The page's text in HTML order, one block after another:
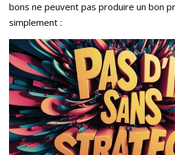
bons ne peuvent pas produire un bon
simplement :